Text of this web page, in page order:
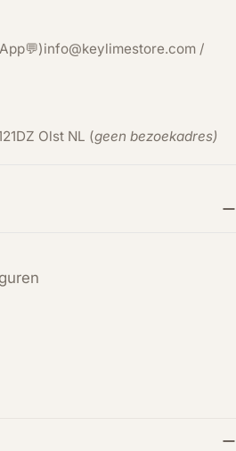
/
Olst NL (geen bezoekadres)